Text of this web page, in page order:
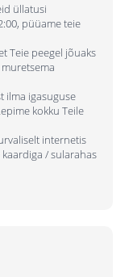
üllatusi
püüame teie
Teie peegel jõuaks
ilma igasuguse
kokku Teile
internetis
/ sularahas